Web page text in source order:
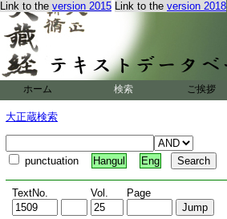
Link to the version 2015 Link to the version 2018
ホーム 検索 ご挨拶
大正蔵検索
punctuation Hangul Eng
TextNo. Vol. Page